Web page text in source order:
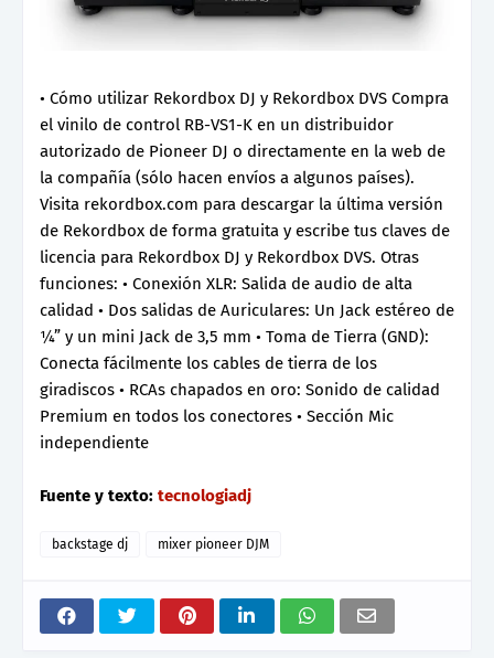
• Cómo utilizar Rekordbox DJ y Rekordbox DVS Compra
el vinilo de control RB-VS1-K en un distribuidor
autorizado de Pioneer DJ o directamente en la web de
la compañía (sólo hacen envíos a algunos países).
Visita rekordbox.com para descargar la última versión
de Rekordbox de forma gratuita y escribe tus claves de
licencia para Rekordbox DJ y Rekordbox DVS. Otras
funciones: • Conexión XLR: Salida de audio de alta
calidad • Dos salidas de Auriculares: Un Jack estéreo de
¼” y un mini Jack de 3,5 mm • Toma de Tierra (GND):
Conecta fácilmente los cables de tierra de los
giradiscos • RCAs chapados en oro: Sonido de calidad
Premium en todos los conectores • Sección Mic
independiente
Fuente y texto: tecnologiadj
backstage dj mixer pioneer DJM